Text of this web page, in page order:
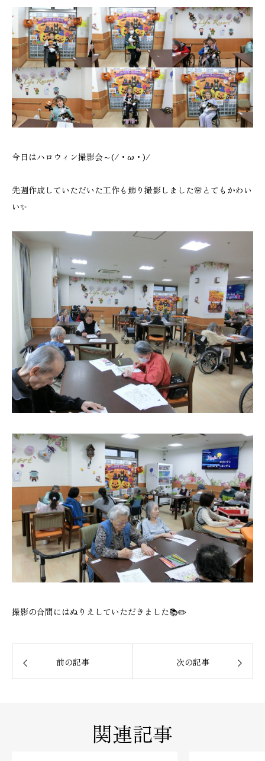
今日はハロウィン撮影会～(/・ω・)/
先週作成していただいた工作も飾り撮影しました🌸とてもかわい
い✨
撮影の合間にはぬりえしていただきました📚✏️
前の記事 次の記事
関連記事